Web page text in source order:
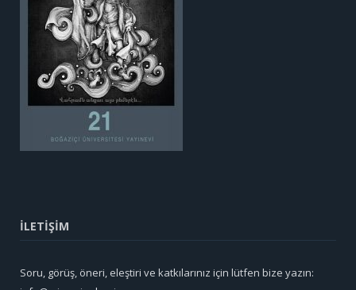
İLETİŞİM
Soru, görüş, öneri, eleştiri ve katkılarınız için lütfen bize yazın: